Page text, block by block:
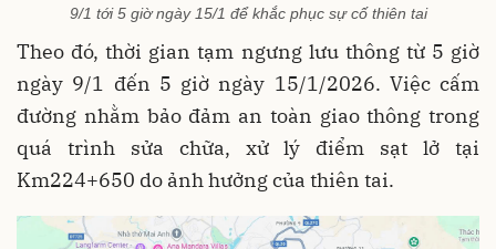
9/1 tới 5 giờ ngày 15/1 để khắc phục sự cố thiên tai
Theo đó, thời gian tạm ngưng lưu thông từ 5 giờ
ngày 9/1 đến 5 giờ ngày 15/1/2026. Việc cấm
đường nhằm bảo đảm an toàn giao thông trong
quá trình sửa chữa, xử lý điểm sạt lở tại
Km224+650 do ảnh hưởng của thiên tai.